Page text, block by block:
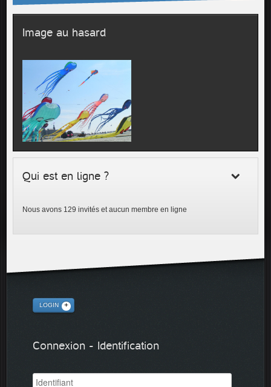
Image au hasard
Qui est en ligne ?
Nous avons 129 invités et aucun membre en ligne
LOGIN
Connexion - Identification